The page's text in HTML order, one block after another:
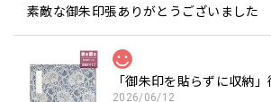
素敵な御朱印張ありがとうございました
2026/06/12